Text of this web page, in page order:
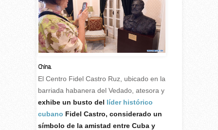
China.
El Centro Fidel Castro Ruz, ubicado en la
barriada habanera del Vedado, atesora y
exhibe un busto del líder histórico
cubano Fidel Castro, considerado un
símbolo de la amistad entre Cuba y